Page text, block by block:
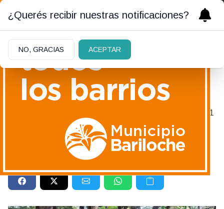
09/05/2021
"Debemos convivir y no
competir con el bosque"
¿Querés recibir nuestras notificaciones?
NO, GRACIAS ACEPTAR